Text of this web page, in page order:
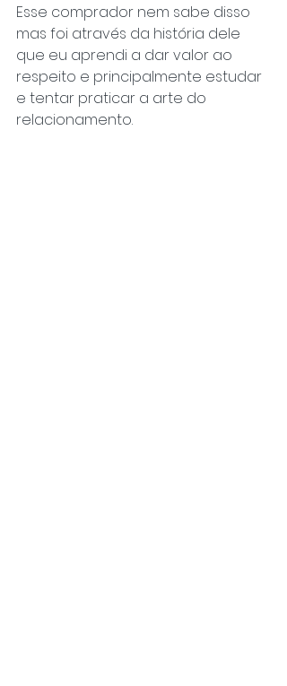
Esse comprador nem sabe disso
mas foi através da história dele
que eu aprendi a dar valor ao
respeito e principalmente estudar
e tentar praticar a arte do
relacionamento.